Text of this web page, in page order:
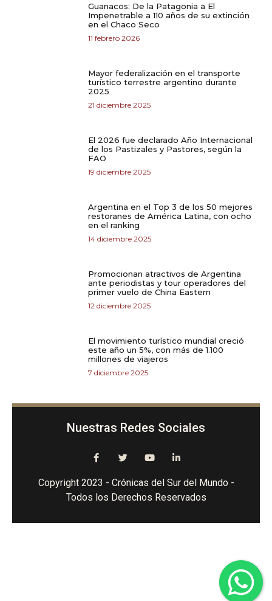
Guanacos: De la Patagonia a El
Impenetrable a 110 años de su extinción
en el Chaco Seco
11 febrero 2026
Mayor federalización en el transporte
turístico terrestre argentino durante
2025
21 diciembre 2025
El 2026 fue declarado Año Internacional
de los Pastizales y Pastores, según la
FAO
19 diciembre 2025
Argentina en el Top 3 de los 50 mejores
restoranes de América Latina, con ocho
en el ranking
14 diciembre 2025
Promocionan atractivos de Argentina
ante periodistas y tour operadores del
primer vuelo de China Eastern
12 diciembre 2025
El movimiento turístico mundial creció
este año un 5%, con más de 1.100
millones de viajeros
7 diciembre 2025
Nuestras Redes Sociales
Copyright 2023 - Crónicas del Sur del Mundo -
Todos los Derechos Reservados